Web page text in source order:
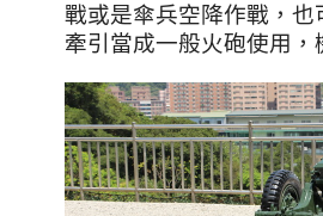
戰或是傘兵空降作戰，也
牽引當成一般火砲使用，